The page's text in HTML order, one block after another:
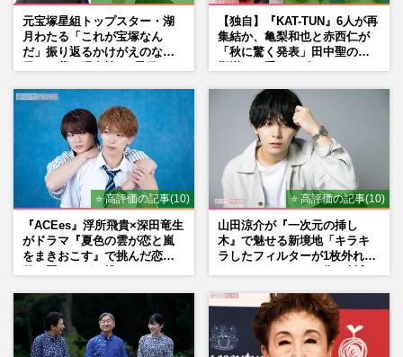
元宝塚星組トップスター・湖
月わたる「これが宝塚なん
だ」振り返るかけがえのない
【独自】『KAT-TUN』6人が再
集結か、亀梨和也と赤西仁が
「秋に驚く発表」田中聖の刑
⭐ 高評価の記事(10)
『ACEes』浮所飛貴×深田竜生
がドラマ『夏色の雲が恋と嵐
をまきおこす』で挑んだ恋人
⭐ 高評価の記事(10)
山田涼介が『一次元の挿し
木』で魅せる新境地「キラキ
ラしたフィルターが1枚外れて